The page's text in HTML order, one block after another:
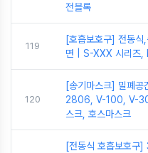
전블록
119
[호흡보호구] 전동식
면 | S-XXX 시리즈,
120
[송기마스크] 밀폐
2806, V-100, V-
스크, 호스마스크
[전동식 호흡보호